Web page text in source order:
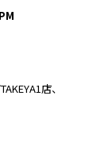
店、